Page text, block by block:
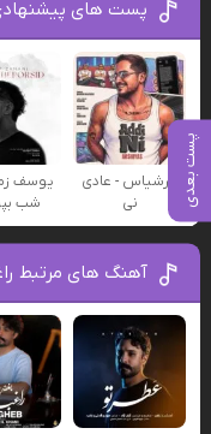
پست بعدی
پست های
عرشیاس - عادی
نی
یوسف
شب
آهنگ های مرتبط